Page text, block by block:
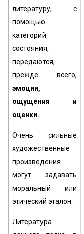
литературу, с
помощью
категорий
состояния,
передаются,
прежде всего,
эмоции,
ощущения и
оценки.
Очень сильные
художественные
произведения
могут задавать
моральный или
этический эталон.
Литература